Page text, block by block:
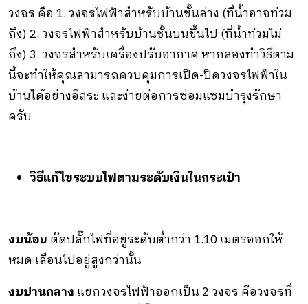
วงจร คือ 1. วงจรไฟฟ้าสำหรับบ้านชั้นล่าง (ที่น้ำอาจท่วม
ถึง) 2. วงจรไฟฟ้าสำหรับบ้านชั้นบนขึ้นไป (ที่น้ำท่วมไม่
ถึง) 3. วงจรสำหรับเครื่องปรับอากาศ หากลองทำวิธีตาม
นี้จะทำให้คุณสามารถควบคุมการเปิด-ปิดวงจรไฟฟ้าใน
บ้านได้อย่างอิสระ และง่ายต่อการซ่อมแซมบำรุงรักษา
ครับ
วิธีแก้ไขระบบไฟตามระดับเงินในกระเป๋า
งบน้อย ตัดปลั๊กไฟที่อยู่ระดับต่ำกว่า1.10เมตรออกให้
หมด เลื่อนไปอยู่สูงกว่านั้น
งบปานกลาง แยกวงจรไฟฟ้าออกเป็น 2 วงจร คือวงจรที่